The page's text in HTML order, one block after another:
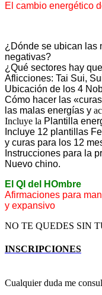
El cambio energético
¿Dónde se ubican las
negativas?
¿Qué sectores hay
Aflicciones: Tai Sui,
Ubicación de l os 4
Cómo hacer las
las malas energías y
Incluye la Plantilla
Incluye 12 plantillas
y curas para los 12
Instrucciones para la
Nuevo chino.
El QI del HOmbre
Afirmaciones para
y expansivo
NO TE QUEDES SIN
INSCRIPCIONES
Cualquier duda me